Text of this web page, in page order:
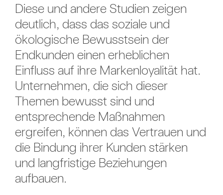
Diese und andere Studien zeigen
deutlich, dass das soziale und
ökologische Bewusstsein der
Endkunden einen erheblichen
Einfluss auf ihre Markenloyalität hat.
Unternehmen, die sich dieser
Themen bewusst sind und
entsprechende Maßnahmen
ergreifen, können das Vertrauen und
die Bindung ihrer Kunden stärken
und langfristige Beziehungen
aufbauen.